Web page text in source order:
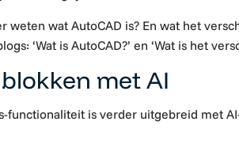
weten wat AutoCAD is? En wat het
‘Wat is AutoCAD?’ en ‘Wat is het
met AI
functionaliteit is verder uitgebreid met